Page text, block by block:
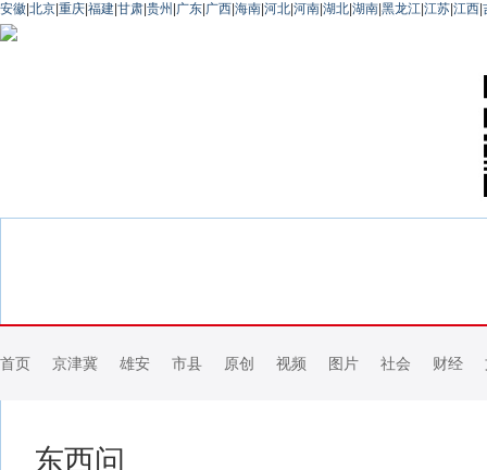
安徽 北京 重庆 福建 甘肃 贵州 广东 广西 海南 河北 河南 湖北 湖南 黑龙江 江苏 江西
首页 京津冀 雄安 市县 原创 视频 图片 社会 财经
东西问